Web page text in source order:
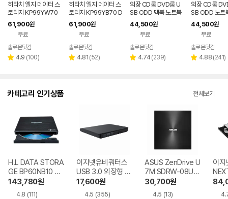
히타치 엘지 데이터 스
토리지 KP99YW70
DVD 화이트 외장OD
D CD DVD 리핑 안드
로이드
61,900원
무료
페이
솔로몬닷컴
별 4.9 리
(100)
히타치 엘지 데이터 스
토리지 KP99YB70 D
VD 블랙 외장ODD C
D DVD 리핑 안드로이
61,900원
무료
페이
솔로몬닷컴
별 4.81 리
(52)
외장 CD롬 DVD롬 U
SB ODD 맥북 노트북
호환 화이트 히타치엘
지 GP62NW60
44,500원
무료
페이
솔로몬닷컴
별 4.74 리
(239)
외장 CD롬
SB ODD 노트
크탑 맥 호환
치엘지
44,500원
무료
페
솔로몬닷컴
별 4.88 리
(241)
카테고리 인기상품 전체보기
H.L DATA STORA
GE BP60NB10 블
루레이 외장ODD
143,780원
4.8 (111)
이지넷유비쿼터스
USB 3.0 외장형 D
VD-RW NEXT-20
0DVD-RW
17,600원
4.5 (355)
ASUS ZenDrive U
7M SDRW-08U7
M-U-B
30,700원
4.5 (13)
이지
BR